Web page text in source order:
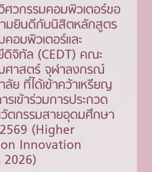
ศวกรรมคอมพิวเตอร์ขอ
มยินดีกับนิสิตหลักสูตร
อมพิวเตอร์และ
ดิจิทัล (CEDT) คณะ
ศาสตร์ จุฬาลงกรณ์
ย ที่ได้เข้าคว้าเหรียญ
รเข้าร่วมการประกวด
ตกรรมสายอุดมศึกษา
(Higher
Innovation